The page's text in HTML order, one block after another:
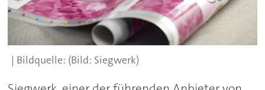
(Bild: Siegwerk)